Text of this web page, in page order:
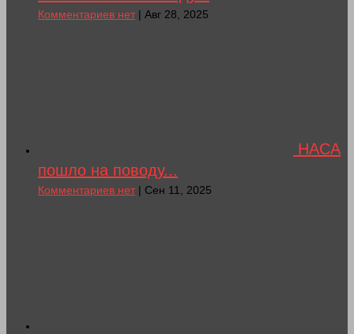
Комментариев нет| Авг 28, 2025
НАСА
пошло на поводу...
Комментариев нет| Сен 11, 2025